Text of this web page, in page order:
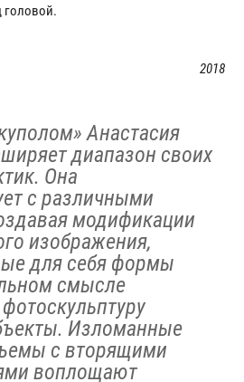
головой.
2018
Анастасия
диапазон своих
Она
с различными
модификации
изображения,
для себя формы
смысле
Изломанные
с вторящими
воплощают